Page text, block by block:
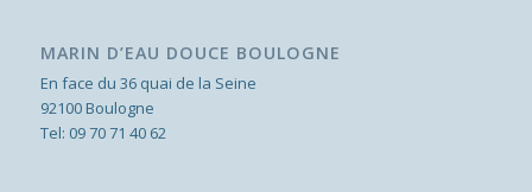
MARIN D’EAU DOUCE BOULOGNE
En face du 36 quai de la Seine
92100 Boulogne
Tel: 09 70 71 40 62